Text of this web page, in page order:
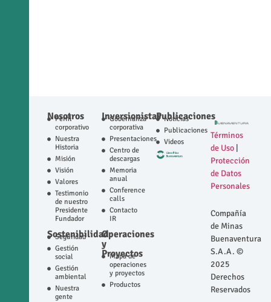
Nosotros
Perfil
corporativo
Nuestra
Historia
Misión
Visión
Valores
Testimonio
de nuestro
Presidente
Fundador
Sostenibilidad
Seguridad
Gestión
social
Gestión
ambiental
Nuestra
gente
Inversionistas
Gobernanza
corporativa
Presentaciones
Centro de
descargas
Memoria
anual
Conference
calls
Contacto
IR
Operaciones
y
Proyectos
Mapa de
operaciones
y proyectos
Productos
Publicaciones
Noticias
Publicaciones
Videos
Términos
de Uso
Protección
de Datos
Personales
Compañía
de Minas
Buenaventura
S.A.A. ©
2025
Derechos
Reservados